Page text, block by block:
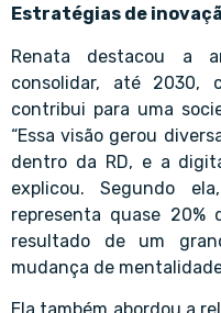
Estratégias de
Renata destacou a
consolidar, até 2030,
contribui para uma
“Essa visão gerou
dentro da RD, e a
explicou. Segundo
representa quase
resultado de um
mudança de